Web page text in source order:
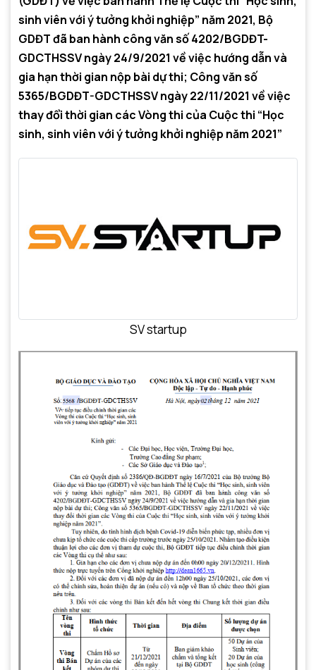
sinh viên với ý tưởng khởi nghiệp” năm 2021, Bộ
GDĐT đã ban hành công văn số 4202/BGDĐT-
GDCTHSSV ngày 24/9/2021 về việc hướng dẫn và
gia hạn thời gian nộp bài dự thi; Công văn số
5365/BGDĐT-GDCTHSSV ngày 22/11/2021 về việc
thay đổi thời gian các Vòng thi của Cuộc thi “Học
sinh, sinh viên với ý tưởng khởi nghiệp năm 2021”
SV startup